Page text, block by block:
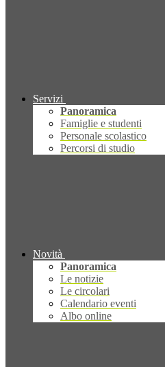
Servizi
Panoramica
Famiglie e studenti
Personale scolastico
Percorsi di studio
Novità
Panoramica
Le notizie
Le circolari
Calendario eventi
Albo online